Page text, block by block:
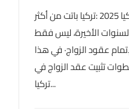
كيفية تثبيت عقد الزواج في تركيا 2025 :تركيا باتت من أكثر
الأخيرة، ليس فقط
عقود الزواج· في هذا
تثبيت عقد الزواج في
تركيا...